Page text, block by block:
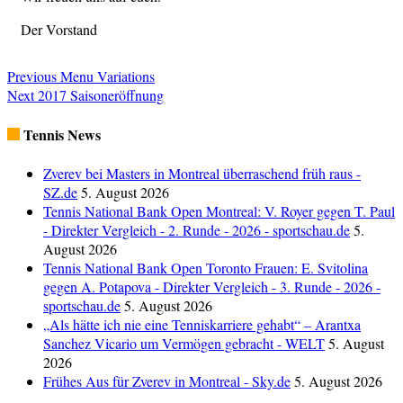
Der Vorstand
PreviousMenu Variations
Next2017 Saisoneröffnung
Tennis News
Zverev bei Masters in Montreal überraschend früh raus -
SZ.de5. August 2026
Tennis National Bank Open Montreal: V. Royer gegen T. Paul
- Direkter Vergleich - 2. Runde - 2026 - sportschau.de5.
August 2026
Tennis National Bank Open Toronto Frauen: E. Svitolina
gegen A. Potapova - Direkter Vergleich - 3. Runde - 2026 -
sportschau.de5. August 2026
„Als hätte ich nie eine Tenniskarriere gehabt“ – Arantxa
Sanchez Vicario um Vermögen gebracht - WELT5. August
2026
Frühes Aus für Zverev in Montreal - Sky.de5. August 2026